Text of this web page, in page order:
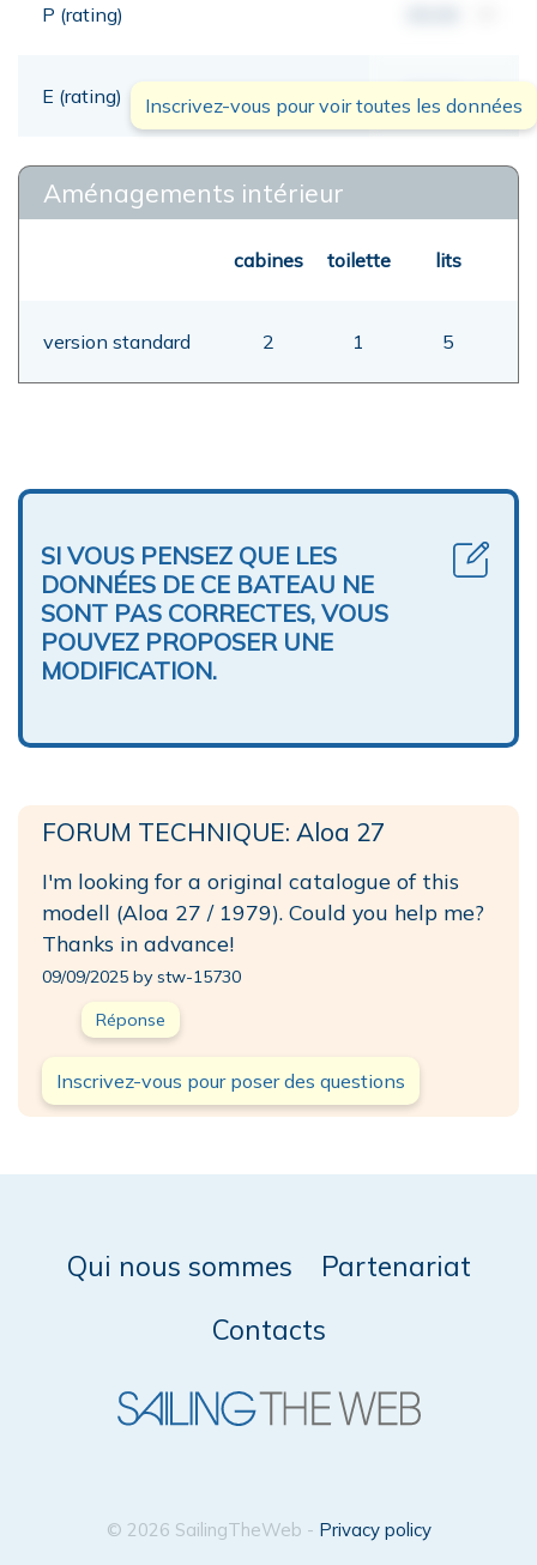
P (rating)
E (rating) 00,00
Inscrivez-vous pour voir toutes les données
Aménagements intérieur
cabines toilette lits
version standard 2 1 5
SI VOUS PENSEZ QUE LES
DONNÉES DE CE BATEAU NE
SONT PAS CORRECTES, VOUS
POUVEZ PROPOSER UNE
MODIFICATION.
FORUM TECHNIQUE: Aloa 27
I'm looking for a original catalogue of this
modell (Aloa 27 / 1979). Could you help me?
Thanks in advance!
09/09/2025 by stw-15730
Réponse
Inscrivez-vous pour poser des questions
Qui nous sommes
Partenariat
Contacts
© 2026 SailingTheWeb - Privacy policy